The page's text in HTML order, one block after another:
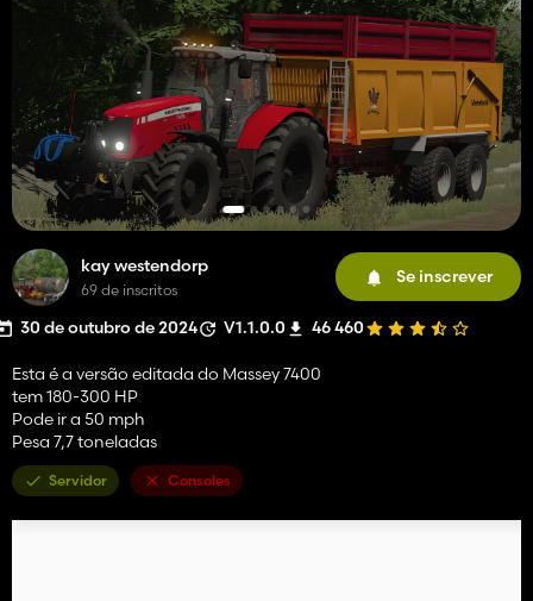
kay westendorp
69 de inscritos
Se inscrever
30 de outubro de 2024 V1.1.0.0 46 460
Esta é a versão editada do Massey 7400
tem 180-300 HP
Pode ir a 50 mph
Pesa 7,7 toneladas
Servidor Consoles